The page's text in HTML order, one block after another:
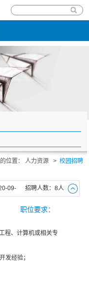
位置： 人力资源 > 校园招聘
09- 招聘人数：8人
职位要求：
程、计算机或相关专
发经验；